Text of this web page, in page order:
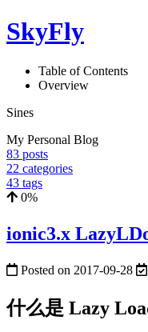
SkyFly
Table of Contents
Overview
Sines
My Personal Blog
83 posts
22 categories
43 tags
0%
ionic3.x
Posted on 2017-09-28
什么是 Lazy